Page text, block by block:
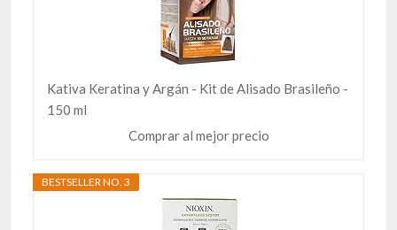
Kativa Keratina y Argán - Kit de Alisado Brasileño -
150 ml
Comprar al mejor precio
BESTSELLER NO. 3